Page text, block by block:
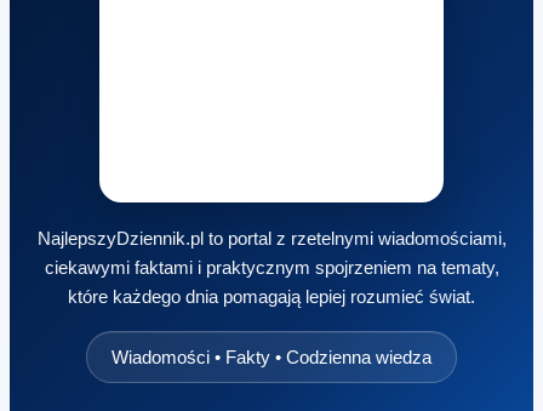
NajlepszyDziennik.pl to portal z rzetelnymi wiadomościami,
ciekawymi faktami i praktycznym spojrzeniem na tematy,
które każdego dnia pomagają lepiej rozumieć świat.
Wiadomości • Fakty • Codzienna wiedza